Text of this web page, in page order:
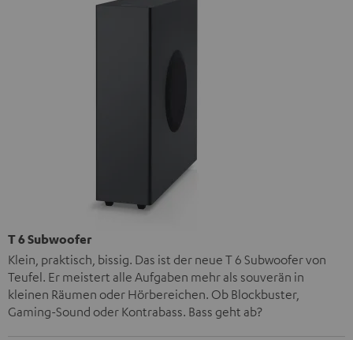
T 6 Subwoofer
Klein, praktisch, bissig. Das ist der neue T 6 Subwoofer von
Teufel. Er meistert alle Aufgaben mehr als souverän in
kleinen Räumen oder Hörbereichen. Ob Blockbuster,
Gaming-Sound oder Kontrabass. Bass geht ab?